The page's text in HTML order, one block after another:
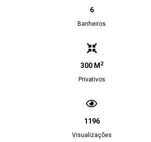
6
Banheiros
300 M 2
Privativos
1196
Visualizações